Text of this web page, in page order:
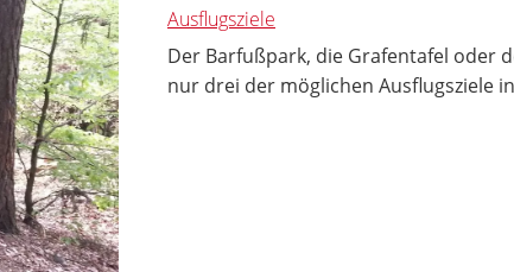
Ausflugsziele
Der Barfußpark, die Grafentafel oder
nur drei der möglichen Ausflugsziele